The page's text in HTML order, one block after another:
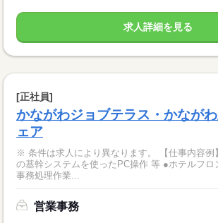
求人詳細を見る
[正社員]
かながわジョブテラス・かなが
ェア
※ 条件は求人により異なります。 【仕事内容例】 ●営業事務 社内
の基幹システムを使ったPC操作 等 ●ホテルフ
事務処理作業...
営業事務